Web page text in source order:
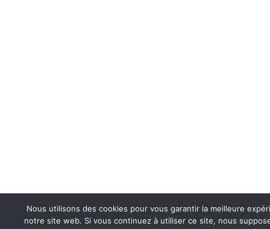
Nous utilisons des cookies pour vous garantir la meilleure
notre site web. Si vous continuez à utiliser ce site, nous